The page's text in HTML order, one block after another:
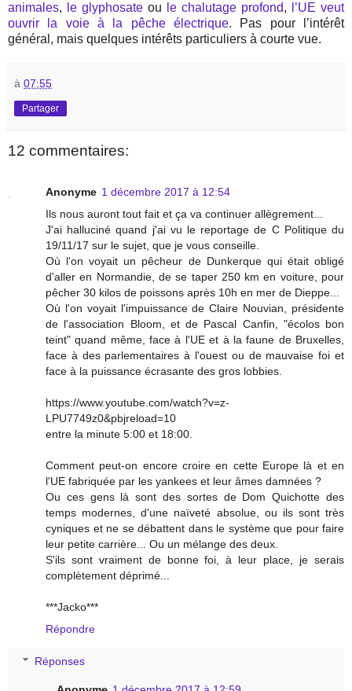
animales, le glyphosate ou le chalutage profond,
l’UE veut
ouvrir la voie à la pêche électrique. Pas pour l’intérêt
général, mais quelques intérêts particuliers à courte vue.
à 07:55
Partager
12 commentaires:
Anonyme 1 décembre 2017 à 12:54
Ils nous auront tout fait et ça va continuer allègrement...
J'ai halluciné quand j'ai vu le reportage de C Politique du
19/11/17 sur le sujet, que je vous conseille.
Où l'on voyait un pêcheur de Dunkerque qui était obligé
d'aller en Normandie, de se taper 250 km en voiture, pour
pêcher 30 kilos de poissons après 10h en mer de Dieppe...
Où l'on voyait l'impuissance de Claire Nouvian, présidente
de l'association Bloom, et de Pascal Canfin, "écolos bon
teint" quand même, face à l'UE et à la faune de Bruxelles,
face à des parlementaires à l'ouest ou de mauvaise foi et
face à la puissance écrasante des gros lobbies.
https://www.youtube.com/watch?v=z-
LPU7749z0&pbjreload=10
entre la minute 5:00 et 18:00.
Comment peut-on encore croire en cette Europe là et en
l'UE fabriquée par les yankees et leur âmes damnées ?
Ou ces gens là sont des sortes de Dom Quichotte des
temps modernes, d'une naïveté absolue, ou ils sont très
cyniques et ne se débattent dans le système que pour faire
leur petite carrière... Ou un mélange des deux.
S'ils sont vraiment de bonne foi, à leur place, je serais
complètement déprimé...
***Jacko***
Répondre
Réponses